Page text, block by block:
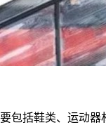
包括鞋类、运动